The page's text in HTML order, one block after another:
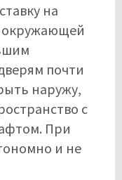
на
окружающей
почти
наружу,
с
При
и не